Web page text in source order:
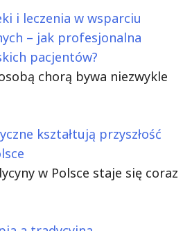
i leczenia w wsparciu
– jak profesjonalna
pacjentów?
chorą bywa niezwykle
kształtują przyszłość
w Polsce staje się coraz